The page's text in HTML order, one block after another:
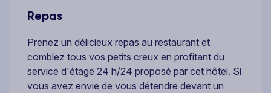
Repas
Prenez un délicieux repas au restaurant et
comblez tous vos petits creux en profitant du
service d'étage 24 h/24 proposé par cet hôtel. Si
vous avez envie de vous détendre devant un